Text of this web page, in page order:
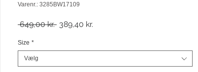
Varenr.: 3285BW17109
649,00 kr. Regulær
389,40 kr.
Size *
Vælg